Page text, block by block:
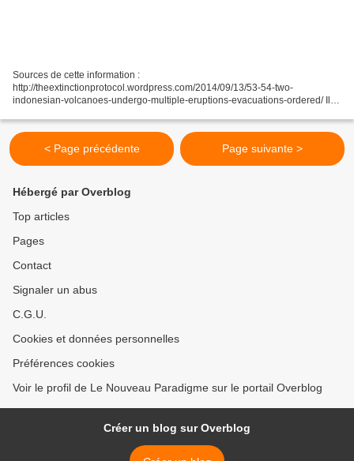
Sources de cette information :
http://theextinctionprotocol.wordpress.com/2014/09/13/53-54-two-
indonesian-volcanoes-undergo-multiple-eruptions-evacuations-ordered/ Il
http://www.thehindu.com/news/international/world/indonesias-mount-lokon-
volcano-erupts/article6408050.ece...
< Page précédente Page suivante >
Hébergé par Overblog
Top articles
Pages
Contact
Signaler un abus
C.G.U.
Cookies et données personnelles
Préférences cookies
Voir le profil de Le Nouveau Paradigme sur le portail Overblog
Créer un blog sur Overblog